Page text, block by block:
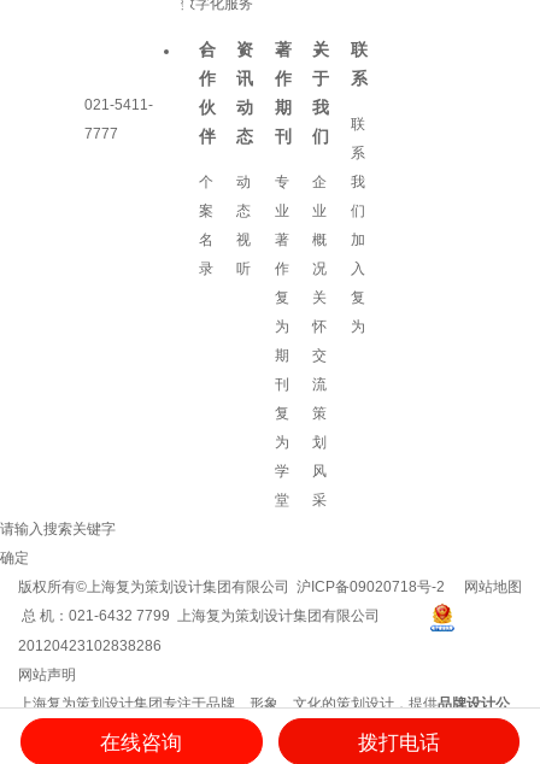
021-5411-
7777
数字化服务
合
作
伙
伴
个
案
名
录
资
讯
动
态
动
态
视
听
著
作
期
刊
专
业
著
作
复
为
期
刊
复
为
学
堂
关
于
我
们
企
业
概
况
关
怀
交
流
策
划
风
采
联
系
联
系
我
们
加
入
复
为
请输入搜索关键字
确定
网站地图
版权所有©上海复为策划设计集团有限公司 沪ICP备09020718号-2
总 机：021-6432 7799 上海复为策划设计集团有限公司
20120423102838286
网站声明
上海复为策划设计集团专注于品牌、形象、文化的策划设计，提供品牌设计公
司
企业文化建设 /企业vi设计 企业文化建设方案 品牌策划方案/企业logo设计
在线咨询 拨打电话